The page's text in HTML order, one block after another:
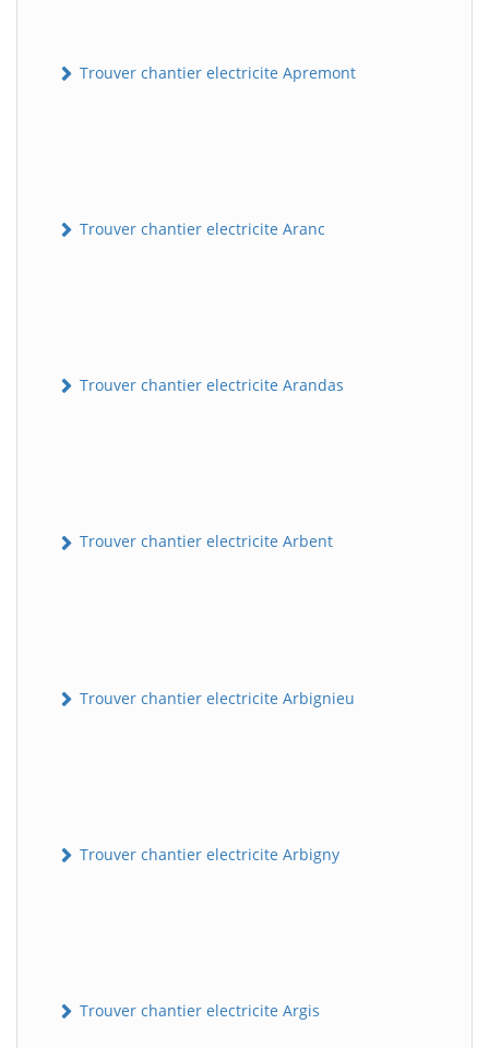
Trouver chantier electricite Apremont
Trouver chantier electricite Aranc
Trouver chantier electricite Arandas
Trouver chantier electricite Arbent
Trouver chantier electricite Arbignieu
Trouver chantier electricite Arbigny
Trouver chantier electricite Argis